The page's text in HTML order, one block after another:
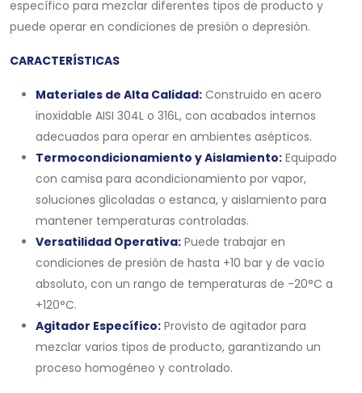
específico para mezclar diferentes tipos de producto y
puede operar en condiciones de presión o depresión.
CARACTERÍSTICAS
Materiales de Alta Calidad: Construido en acero
inoxidable AISI 304L o 316L, con acabados internos
adecuados para operar en ambientes asépticos.
Termocondicionamiento y Aislamiento: Equipado
con camisa para acondicionamiento por vapor,
soluciones glicoladas o estanca, y aislamiento para
mantener temperaturas controladas.
Versatilidad Operativa: Puede trabajar en
condiciones de presión de hasta +10 bar y de vacío
absoluto, con un rango de temperaturas de -20°C a
+120°C.
Agitador Específico: Provisto de agitador para
mezclar varios tipos de producto, garantizando un
proceso homogéneo y controlado.